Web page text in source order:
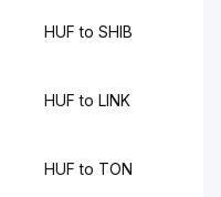
HUF to SHIB
HUF to LINK
HUF to TON